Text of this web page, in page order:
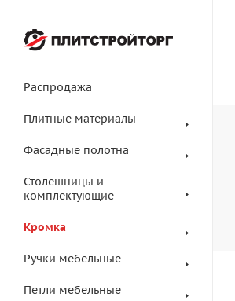
Распродажа
Плитные материалы
Фасадные полотна
Столешницы и
комплектующие
Кромка
Ручки мебельные
Петли мебельные